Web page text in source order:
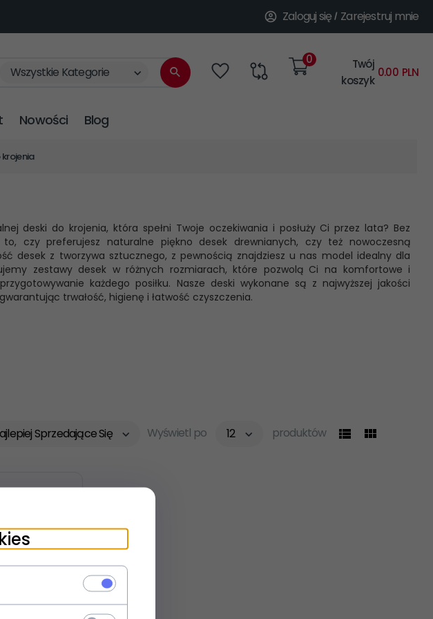
Zaloguj się Zarejestruj mnie
categories_searcher
Wszystkie Kategorie
Twój
koszyk
0.00 PLN
0
Nowości Blog
krojenia
deski do krojenia, która spełni Twoje oczekiwania i posłuży Ci przez lata? Bez
czy preferujesz naturalne piękno desek drewnianych, czy też nowoczesną
desek z tworzywa sztucznego, z pewnością znajdziesz u nas model idealny dla
zestawy desek w różnych rozmiarach, które pozwolą Ci na komfortowe i
każdego posiłku. Nasze deski wykonane są z najwyższej jakości
trwałość, higienę i łatwość czyszczenia.
Najlepiej Sprzedające Się Wyświetl po pop
12 produktów